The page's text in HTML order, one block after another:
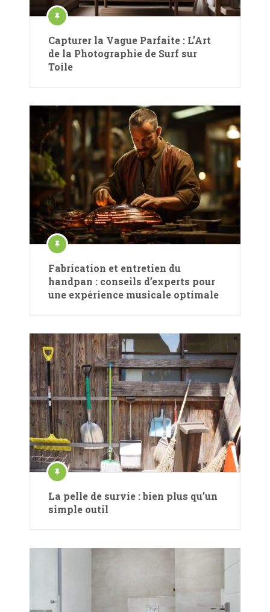
Capturer la Vague Parfaite : L’Art
de la Photographie de Surf sur
Toile
Fabrication et entretien du
handpan : conseils d’experts pour
une expérience musicale optimale
La pelle de survie : bien plus qu’un
simple outil